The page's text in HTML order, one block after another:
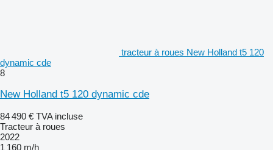
tracteur à roues New Holland t5 120
dynamic cde
8
New Holland t5 120 dynamic cde
84 490 € TVA incluse
Tracteur à roues
2022
1 160 m/h